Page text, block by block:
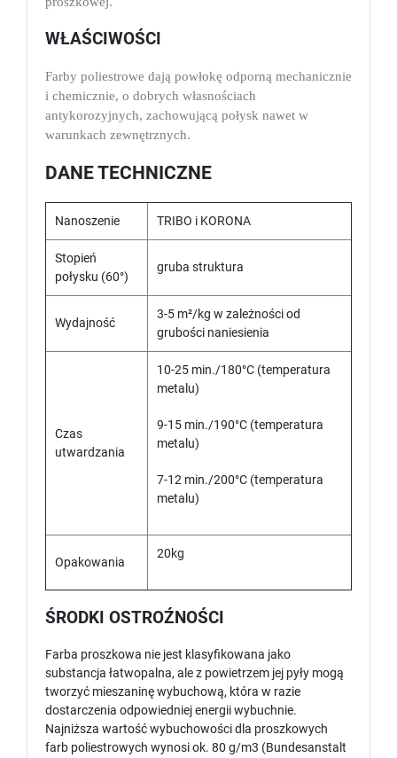
WŁAŚCIWOŚCI
Farby poliestrowe dają powłokę odporną mechanicznie
i chemicznie, o dobrych własnościach
antykorozyjnych, zachowującą połysk nawet w
warunkach zewnętrznych.
DANE TECHNICZNE
Nanoszenie TRIBO i KORONA
Stopień
połysku (60°)
gruba struktura
Wydajność
3-5 m²/kg w zależności od
grubości naniesienia
Czas
utwardzania
10-25 min./180°C (temperatura
metalu)
9-15 min./190°C (temperatura
metalu)
7-12 min./200°C (temperatura
metalu)
Opakowania
20kg
ŚRODKI OSTROŹNOŚCI
Farba proszkowa nie jest klasyfikowana jako
substancja łatwopalna, ale z powietrzem jej pyły mogą
tworzyć mieszaninę wybuchową, która w razie
dostarczenia odpowiedniej energii wybuchnie.
Najniższa wartość wybuchowości dla proszkowych
farb poliestrowych wynosi ok. 80 g/m3 (Bundesanstalt